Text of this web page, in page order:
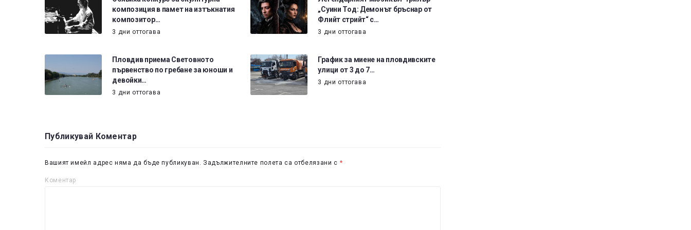
композиция в памет на изтъкнатия
композитор…
3 дни оттогава
„Суини Тод: Демонът бръснар от
Флийт стрийт“ с…
3 дни оттогава
Пловдив приема Световното
първенство по гребане за юноши и
девойки…
3 дни оттогава
График за миене на пловдивските
улици от 3 до 7…
3 дни оттогава
Публикувай Коментар
Вашият имейл адрес няма да бъде публикуван. Задължителните полета са отбелязани с *
Коментар